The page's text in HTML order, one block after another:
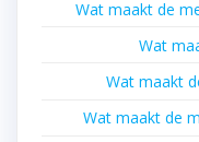
Wat maakt de
Wat
Wat maakt
Wat maakt de